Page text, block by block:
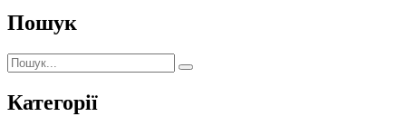
Пошук
Пошук:
Пошук
Категорії